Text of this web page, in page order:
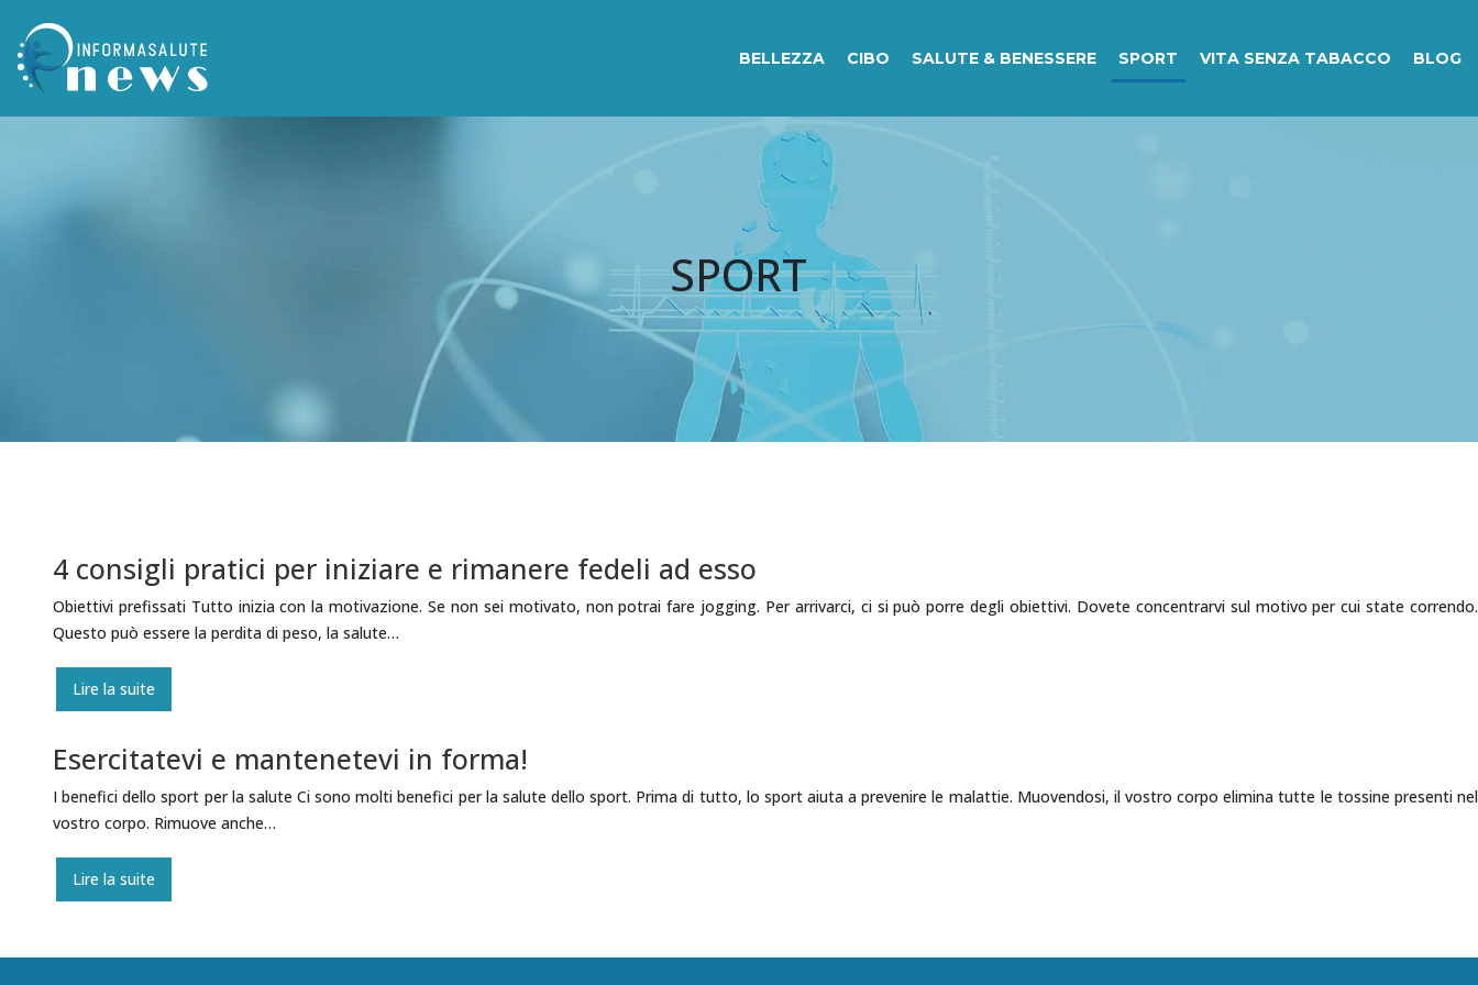
BELLEZZA CIBO SALUTE & BENESSERE SPORT VITA SENZA TABACCO BLOG
SPORT
4 consigli pratici per iniziare e rimanere fedeli ad esso
Obiettivi prefissati Tutto inizia con la motivazione. Se non sei motivato, non potrai fare jogging. Per arrivarci, ci si può porre degli obiettivi. Dovete concentrarvi sul motivo per cui state correndo.
Questo può essere la perdita di peso, la salute…
Lire la suite
Esercitatevi e mantenetevi in forma!
I benefici dello sport per la salute Ci sono molti benefici per la salute dello sport. Prima di tutto, lo sport aiuta a prevenire le malattie. Muovendosi, il vostro corpo elimina tutte le tossine presenti nel
vostro corpo. Rimuove anche…
Lire la suite